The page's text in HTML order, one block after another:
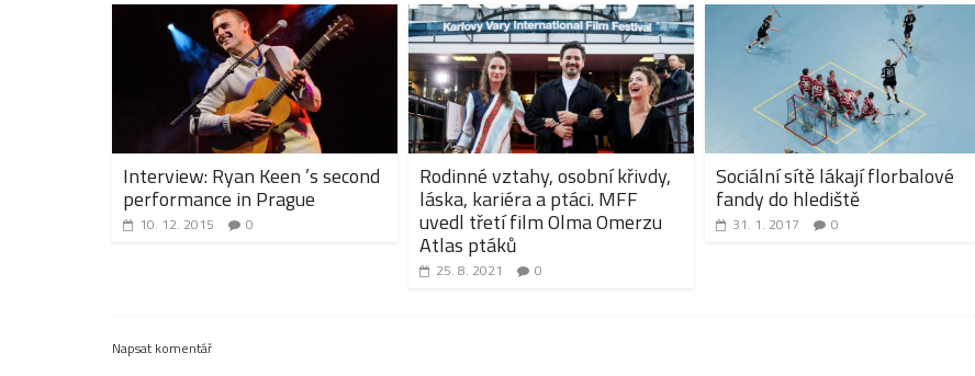
Interview: Ryan Keen ’s second
performance in Prague
10. 12. 2015 0
Rodinné vztahy, osobní křivdy,
láska, kariéra a ptáci. MFF
uvedl třetí film Olma Omerzu
Atlas ptáků
25. 8. 2021 0
Sociální sítě lákají florbalové
fandy do hlediště
31. 1. 2017 0
Napsat komentář